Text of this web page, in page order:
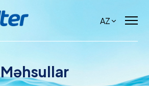
AZ
Məhsullar